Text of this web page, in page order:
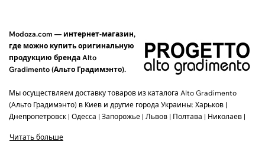
Modoza.com — интернет-магазин,
где можно купить оригинальную
продукцию бренда Alto
Gradimento (Альто Градимэнто).
Мы осуществляем доставку товаров из каталога Alto Gradimento
(Альто Градимэнто) в Киев и другие города Украины: Харьков |
Днепропетровск | Одесса | Запорожье | Львов | Полтава | Николаев |
Читать больше